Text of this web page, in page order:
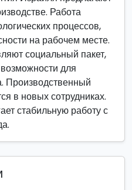
Работа
процессов,
на рабочем месте.
социальный пакет,
для
Производственный
в новых сотрудниках.
стабильную работу с